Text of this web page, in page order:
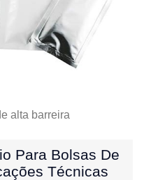
alta barreira
Para Bolsas De
Técnicas